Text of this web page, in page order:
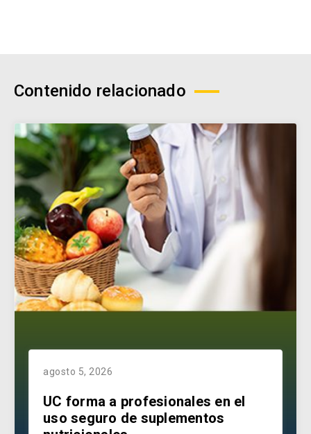
Contenido relacionado
agosto 5, 2026
UC forma a profesionales en el
uso seguro de suplementos